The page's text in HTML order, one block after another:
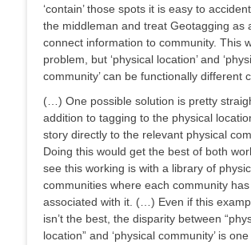
‘contain’ those spots it is easy to
the middleman and treat Geotagging as
connect information to community. This
problem, but ‘physical location’ and
community’ can be functionally different
(…) One possible solution is pretty
addition to tagging to the physical
story directly to the relevant physical
Doing this would get the best of both
see this working is with a library of
communities where each community
associated with it. (…) Even if this
isn’t the best, the disparity between
location” and ‘physical community’ is